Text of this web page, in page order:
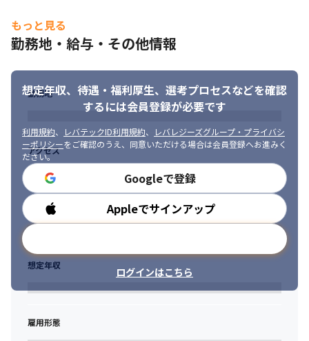
複数体制でサポート◎
・モチベーション支援
・メンタルチェック
■「より稼げるエンジニア」へ最短距離で目指せる教育制度
グループに在籍するエンジニア数は2.7万名を突破（BREXA Tech
においてTOPクラスの実績を誇るからこそ、その教育体制に手を
抜くことは一切していません。グループ会社に技術者育成に特化
した教育会社があり、グループ一丸でエンジニア教育に取り組ん
でいます。直近では、ハイエンドなエンジニアを輩出するための
教育制度に取り組んでおり、「より稼げるエンジニア」へのキャ
リアアップを支援しています。
■豊富な案件で多様なキャリアを選択可能
当社では、業界トップクラスの大手クライアントとのお付き合い
があり、「この技術を極めたい」、「常に新しい知識を吸収し続
けたい」、「幅広い業界の現場を体験してみたい」など、個人の
希望に寄り添って、希望を叶えるお手伝いが可能です。また、自
社一丸であなたの希望を叶える仕組み・取り組みを行っておりま
・安定した環境で、安心して長く働き続けたい方
・新しい知識・スキルを身につけたい方
もっと見る
勤務地・給与・その他情報
想定年収、待遇・福利厚生、 選考プロセスなどを確認
するには会員登録が必要です
利用規約、 レバテックID利用規約、
レバレジーズグループ・プライバシ
ーポリシーをご確認のうえ、同意いただける場合は会員登録へお進みく
ださい。
Googleで登録
Appleでサインアップ
ログインはこちら
勤務地
アクセス
勤務時間
想定年収
雇用形態